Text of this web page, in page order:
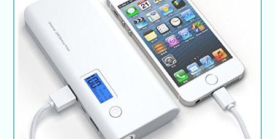
5 Kesilapan Pilih Power Bank